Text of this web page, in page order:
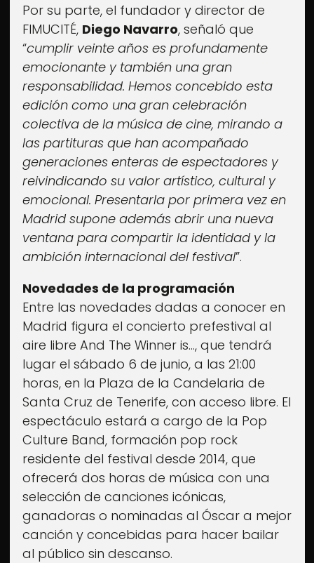
Por su parte, el fundador y director de
FIMUCITÉ, Diego Navarro, señaló que
“cumplir veinte años es profundamente
emocionante y también una gran
responsabilidad. Hemos concebido esta
edición como una gran celebración
colectiva de la música de cine, mirando a
las partituras que han acompañado
generaciones enteras de espectadores y
reivindicando su valor artístico, cultural y
emocional. Presentarla por primera vez en
Madrid supone además abrir una nueva
ventana para compartir la identidad y la
ambición internacional del festival”.
Novedades de la programación
Entre las novedades dadas a conocer en
Madrid figura el concierto prefestival al
aire libre And The Winner is…, que tendrá
lugar el sábado 6 de junio, a las 21:00
horas, en la Plaza de la Candelaria de
Santa Cruz de Tenerife, con acceso libre. El
espectáculo estará a cargo de la Pop
Culture Band, formación pop rock
residente del festival desde 2014, que
ofrecerá dos horas de música con una
selección de canciones icónicas,
ganadoras o nominadas al Óscar a mejor
canción y concebidas para hacer bailar
al público sin descanso.